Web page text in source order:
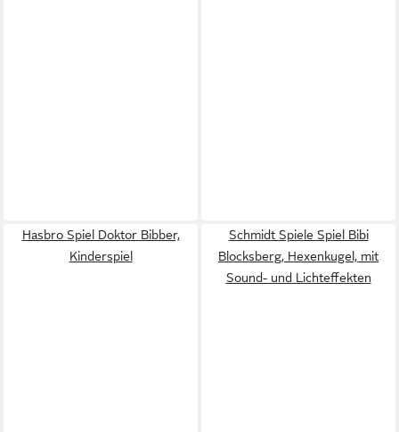
Hasbro Spiel Doktor Bibber,
Kinderspiel
Schmidt Spiele Spiel Bibi
Blocksberg, Hexenkugel, mit
Sound- und Lichteffekten